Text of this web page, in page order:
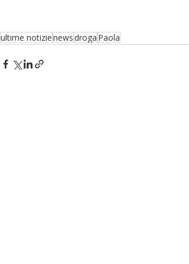
ultime notizienewsdroga Paola